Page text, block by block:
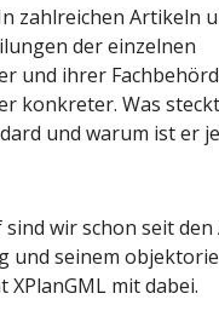
zahlreichen Artikeln
der einzelnen
und ihrer
konkreter. Was
und warum ist er
sind wir schon seit
und seinem
XPlanGML mit dabei.